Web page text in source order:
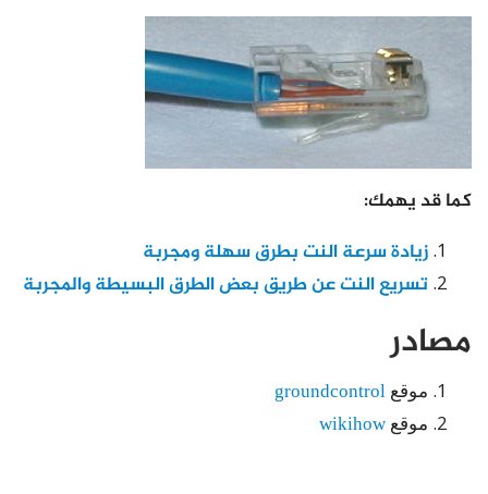
كما قد يهمك:
زيادة سرعة النت بطرق سهلة ومجربة
تسريع النت عن طريق بعض الطرق البسيطة والمجربة
مصادر
موقع groundcontrol
موقع wikihow